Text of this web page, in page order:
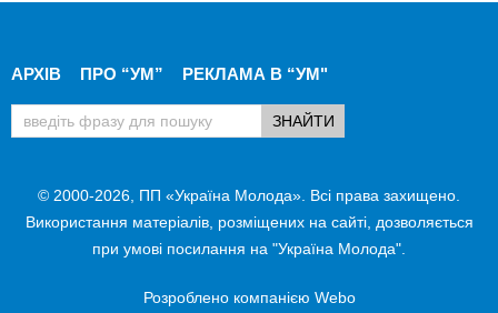
АРХІВ ПРО “УМ” РЕКЛАМА В “УМ"
© 2000-2026, ПП «Україна Молода». Всі права захищено.
Використання матеріалів, розміщених на сайті, дозволяється
при умові посилання на "Україна Молода".
Розроблено компанією Webo